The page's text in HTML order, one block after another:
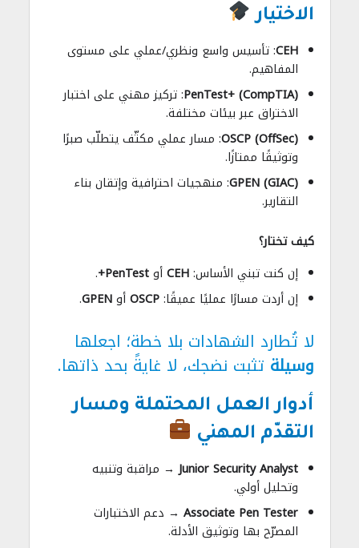
الاختيار
CEH: تأسيس واسع ونظري/عملي على مستوى
المفاهيم.
PenTest+ (CompTIA): تركيز مهني على اختبار
الاختراق عبر بيئات مختلفة.
OSCP (OffSec): مسار عملي مكثّف يتطلّب صبرًا
وتوثيقًا ممتازًا.
GPEN (GIAC): منهجيات احترافية وإتقان بناء
التقارير.
كيف تختار؟
إن كنت تبني الأساس:CEHأوPenTest+
.
إن أردت مسارًا عمليًا عميقًا:OSCPأوGPEN
.
لا تُطارد الشهادات بلا خطة؛ اجعلها
وسيلة تثبت نضجك، لا غايةً بحد ذاتها.
أدوار العمل المحتملة ومسار
التقدّم المهني
Junior Security Analyst→ مراقبة وتنبيه
وتحليل أولي.
Associate Pen Tester → دعم الاختبارات
المصرّح بها وتوثيق الأدلة.